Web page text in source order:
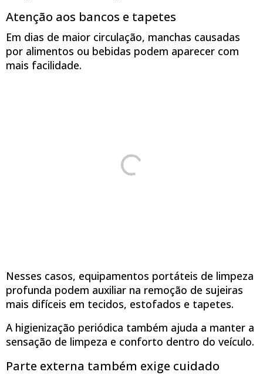
Atenção aos bancos e tapetes
Em dias de maior circulação, manchas causadas
por alimentos ou bebidas podem aparecer com
mais facilidade.
Nesses casos, equipamentos portáteis de limpeza
profunda podem auxiliar na remoção de sujeiras
mais difíceis em tecidos, estofados e tapetes.
A higienização periódica também ajuda a manter a
sensação de limpeza e conforto dentro do veículo.
Parte externa também exige cuidado